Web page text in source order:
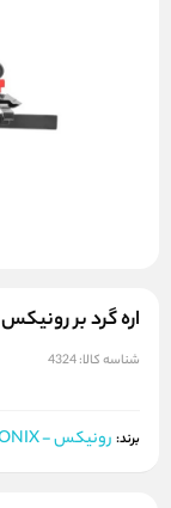
اره گرد بر رونیکس 4324
شناسه کالا:4324
برند: رونیکس - RONIX